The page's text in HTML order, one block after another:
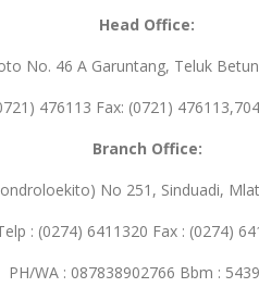
Head Office:
No. 46 A Garuntang, Teluk
476113 Fax: (0721)
Branch Office:
No 251, Sinduadi,
: (0274) 6411320 Fax : (0274)
PH/WA : 087838902766 Bbm :